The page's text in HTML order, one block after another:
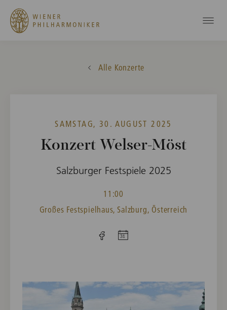
Alle Konzerte
SAMSTAG, 30. AUGUST 2025
Konzert Welser-Möst
Salzburger Festspiele 2025
11:00
Großes Festspielhaus, Salzburg, Österreich